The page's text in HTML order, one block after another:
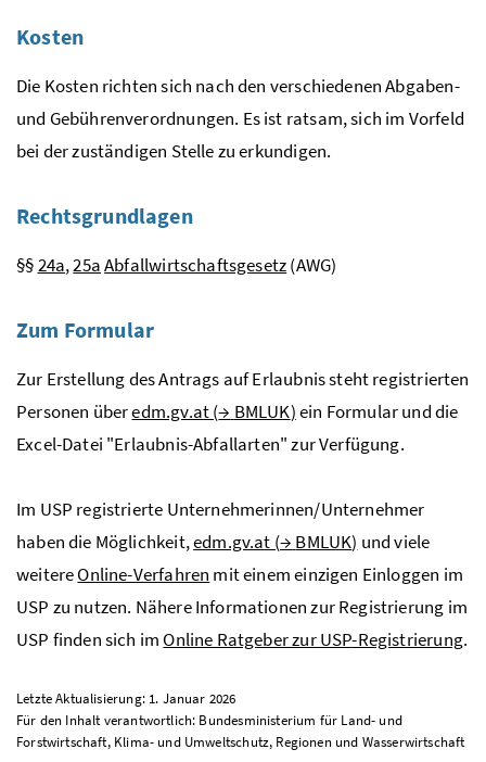
Kosten
Die Kosten richten sich nach den verschiedenen Abgaben-
und Gebührenverordnungen. Es ist ratsam, sich im Vorfeld
bei der zuständigen Stelle zu erkundigen.
Rechtsgrundlagen
§§24a,25aAbfallwirtschaftsgesetz(AWG)
Zum Formular
Zur Erstellung des Antrags auf Erlaubnis steht registrierten
Personen überedm.gv.at (→ BMLUK)ein Formular und die
Excel-Datei "Erlaubnis-Abfallarten" zur Verfügung.
Im USP registrierte Unternehmerinnen/Unternehmer
haben die Möglichkeit,edm.gv.at (→ BMLUK) und viele
weitereOnline-Verfahren mit einem einzigen Einloggen im
USP zu nutzen. Nähere Informationen zur Registrierung im
USP finden sich im Online Ratgeber zurUSP-Registrierung.
Letzte Aktualisierung: 1. Januar 2026
Für den Inhalt verantwortlich: Bundesministerium für Land- und
Forstwirtschaft, Klima- und Umweltschutz, Regionen und Wasserwirtschaft